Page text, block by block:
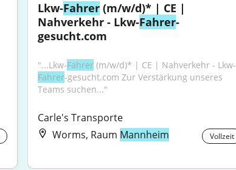
Lkw-Fahrer (m/w/d)* | CE |
Nahverkehr - Lkw-Fahrer-
gesucht.com
"...Lkw-Fahrer (m/w/d)* | CE | Nahverkehr - Lkw-
Fahrer-gesucht.com Zur Verstärkung unseres
Teams suchen..."
Carle's Transporte
Worms, Raum Mannheim Vollzeit